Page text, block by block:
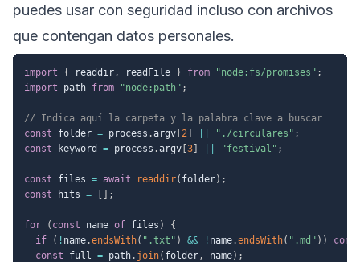
puedes usar con seguridad incluso con archivos
que contengan datos personales.
import { readdir, readFile } from "node:fs/promises" ;
import path from "node:path" ;
// Indica aquí la carpeta y la palabra clave a buscar
const folder = process .argv 2 "./circulares" ;
const keyword = process .argv 3 "festival" ;
const files = await readdir( folder) ;
const hits = ;
for ( const name of files )
{
if
( ! name.endsWith( ".txt" ) && ! name.endsWith( ".md" ) )
const full = path. join( folder, name) ;